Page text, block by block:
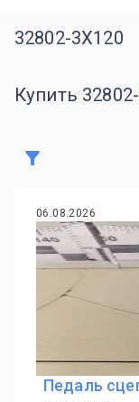
32802-3X120
Купить
06.08.2026
Педаль